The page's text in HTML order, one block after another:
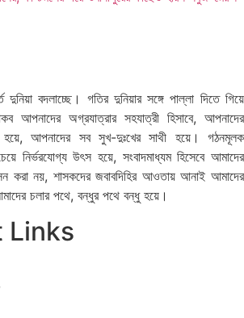
বদলাচ্ছে। গতির দুনিয়ার সঙ্গে পাল্লা দিতে গিয়ে
আপনাদের অগ্রযাত্রার সহযাত্রী হিসাবে, আপনাদের
হয়ে, আপনাদের সব সুখ-দুঃখের সাথী হয়ে। গঠনমূলক
নির্ভরযোগ্য উ‍ৎস হয়ে, সংবাদমাধ্যম হিসেবে আমাদের
করা নয়, শাসকদের জবাবদিহির আওতায় আনাই আমাদের
চলার পথে, বন্ধুর পথে বন্ধু হয়ে।
Links